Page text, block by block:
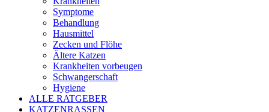
Symptome
Behandlung
Hausmittel
Zecken und Flöhe
Ältere Katzen
Krankheiten vorbeugen
Schwangerschaft
Hygiene
ALLE RATGEBER
KATZENRASSEN